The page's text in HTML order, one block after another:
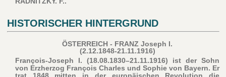
HISTORISCHER HINTERGRUND
ÖSTERREICH - FRANZ Joseph I.
(2.12.1848-21.11.1916)
François-Joseph I. (18.08.1830–21.11.1916) ist der Sohn
von Erzherzog François Charles und Sophie von Bayern. Er